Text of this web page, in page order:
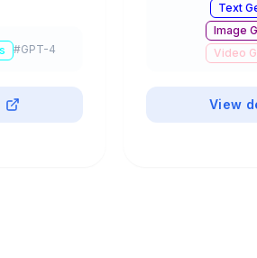
funding
#GPT-4
220M usuarios,
Text
Image
Video
3D & Design
View